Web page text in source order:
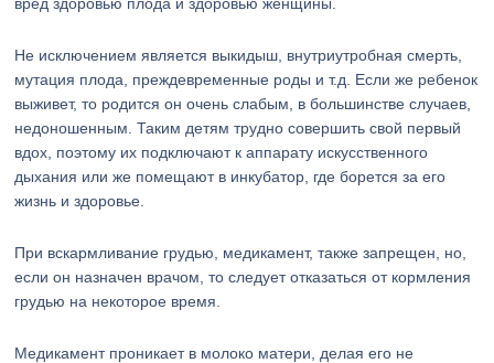
Не исключением является выкидыш, внутриутробная смерть,
мутация плода, преждевременные роды и т.д. Если же ребенок
выживет, то родится он очень слабым, в большинстве случаев,
недоношенным. Таким детям трудно совершить свой первый
вдох, поэтому их подключают к аппарату искусственного
дыхания или же помещают в инкубатор, где борется за его
жизнь и здоровье.
При вскармливание грудью, медикамент, также запрещен, но,
если он назначен врачом, то следует отказаться от кормления
грудью на некоторое время.
Медикамент проникает в молоко матери, делая его не